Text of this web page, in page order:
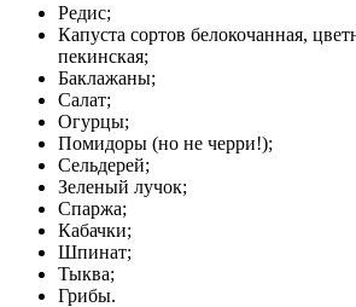
Редис;
Капуста сортов белокочанная,
пекинская;
Баклажаны;
Салат;
Огурцы;
Помидоры (но не черри!);
Сельдерей;
Зеленый лучок;
Спаржа;
Кабачки;
Шпинат;
Тыква;
Грибы.